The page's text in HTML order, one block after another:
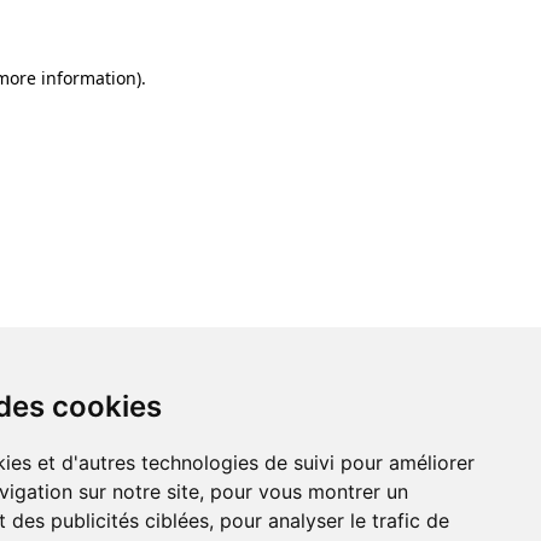
cookies
et d'autres technologies de suivi pour améliorer
sur notre site, pour vous montrer un
des publicités ciblées, pour analyser le trafic de
information).